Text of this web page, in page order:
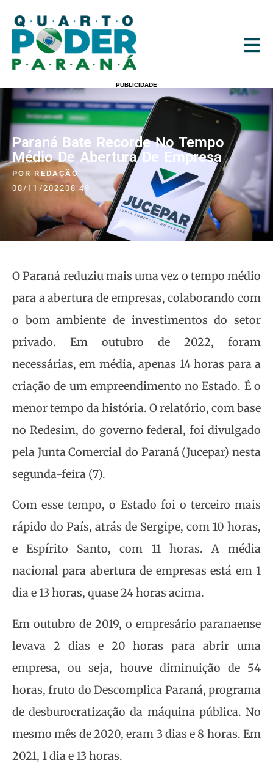
PUBLICIDADE
Paraná Bate Recorde No Tempo
Médio De Abertura De Empresa
POR REDAÇÃO
08/11/202208:49
O Paraná reduziu mais uma vez o tempo médio
para a abertura de empresas, colaborando com
o bom ambiente de investimentos do setor
privado. Em outubro de 2022, foram
necessárias, em média, apenas 14 horas para a
criação de um empreendimento no Estado. É o
menor tempo da história. O relatório, com base
no Redesim, do governo federal, foi divulgado
pela Junta Comercial do Paraná (Jucepar) nesta
segunda-feira (7).
Com esse tempo, o Estado foi o terceiro mais
rápido do País, atrás de Sergipe, com 10 horas,
e Espírito Santo, com 11 horas. A média
nacional para abertura de empresas está em 1
dia e 13 horas, quase 24 horas acima.
Em outubro de 2019, o empresário paranaense
levava 2 dias e 20 horas para abrir uma
empresa, ou seja, houve diminuição de 54
horas, fruto do Descomplica Paraná, programa
de desburocratização da máquina pública. No
mesmo mês de 2020, eram 3 dias e 8 horas. Em
2021, 1 dia e 13 horas.